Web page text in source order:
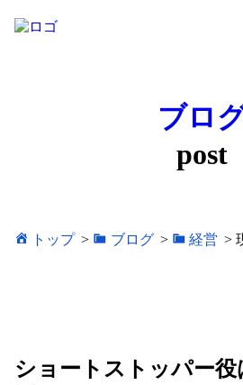
ブロ
post
トップ > ブログ > 経営 >
ショートストッパー